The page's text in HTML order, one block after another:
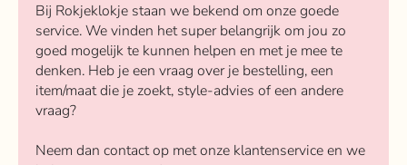
Bij Rokjeklokje staan we bekend om onze goede
service. We vinden het super belangrijk om jou zo
goed mogelijk te kunnen helpen en met je mee te
denken. Heb je een vraag over je bestelling, een
item/maat die je zoekt, style-advies of een andere
vraag?
Neem dan contact op met onze klantenservice en we